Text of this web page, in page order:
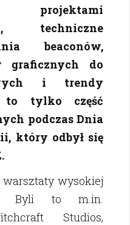
projektami
techniczne
beaconów,
graficznych do
i trendy
to tylko część
podczas Dnia
który odbył się
warsztaty wysokiej
Byli to m.in.
Studios,